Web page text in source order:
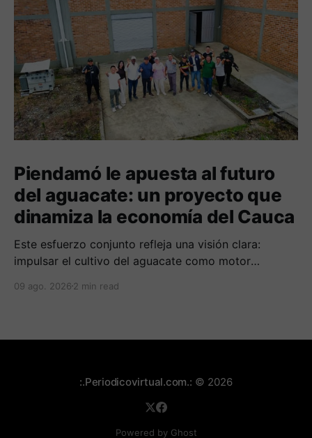
Piendamó le apuesta al futuro
del aguacate: un proyecto que
dinamiza la economía del Cauca
Este esfuerzo conjunto refleja una visión clara:
impulsar el cultivo del aguacate como motor
campesinas de la región.
09 ago. 2026 2 min read
:.Periodicovirtual.com.: © 2026
Powered by Ghost